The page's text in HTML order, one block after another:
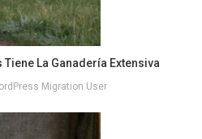
La Ganadería Extensiva
Migration User